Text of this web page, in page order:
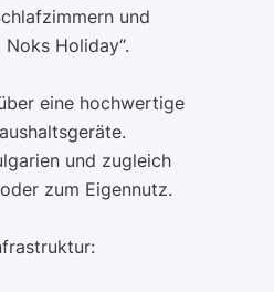
und
Holiday“.
eine hochwertige
und zugleich
zum Eigennutz.